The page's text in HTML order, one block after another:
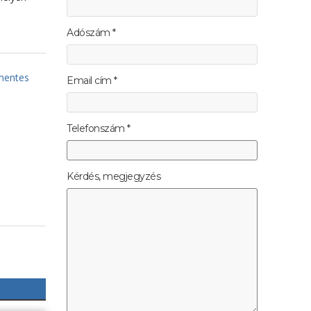
Adószám *
Email cím *
Telefonszám *
Kérdés, megjegyzés